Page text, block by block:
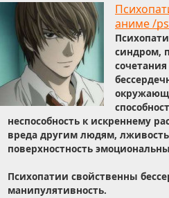
аниме /
синдром,
неспособность к искреннему
вреда другим людям,
поверхностность
Психопатии свойственны
манипулятивность.